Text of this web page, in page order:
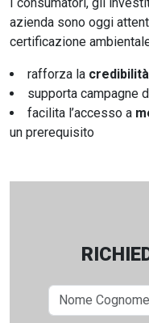
azienda sono oggi
certificazione
rafforza la credibilità
supporta campagne
facilita l’accesso a
un prerequisito